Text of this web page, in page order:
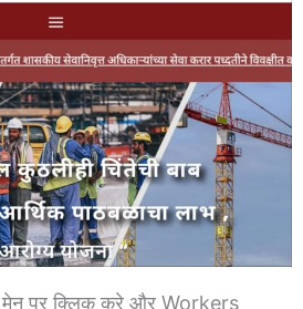
पर क्लिक करे और Workers